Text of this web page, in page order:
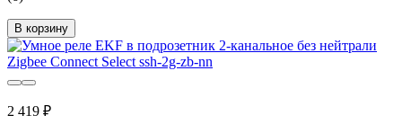
В корзину
2 419 ₽